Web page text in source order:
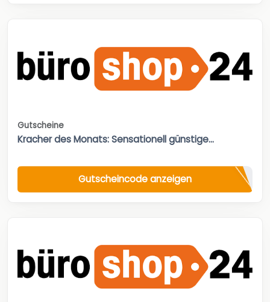
Gutscheine
Kracher des Monats: Sensationell günstige...
Gutscheincode anzeigen